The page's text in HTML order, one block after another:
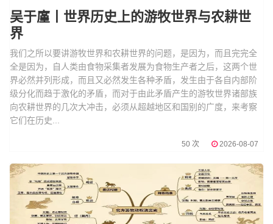
吴于廑丨世界历史上的游牧世界与农耕世
界
我们之所以要讲游牧世界和农耕世界的问题，是因为，而且完完全
全是因为，自人类由食物采集者发展为食物生产者之后，这两个世
界必然并列形成，而且又必然发生各种矛盾，发生由于各自内部阶
级分化而趋于激化的矛盾，而对于由此矛盾产生的游牧世界诸部族
向农耕世界的几次大冲击，必须从超越地区和国别的广度，来考察
它们在历史...
50 次 2026-08-07